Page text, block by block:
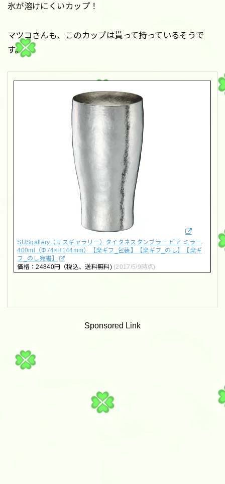
氷が溶けにくいカップ！
マツコさんも、このカップは貰って持っているそうで
す。
SUSgallery（サスギャラリー）タイタネスタンブラー ビア ミラー
400ml（Φ74×H144mm）【楽ギフ_包装】【楽ギフ_のし】【楽ギ
フ_のし宛書】
価格：24840円（税込、送料無料) (2017/5/9時点)
Sponsored Link